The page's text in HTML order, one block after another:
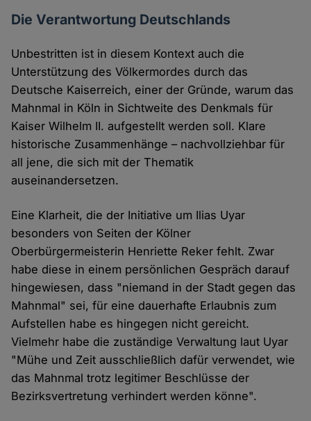
Die Verantwortung Deutschlands
Unbestritten ist in diesem Kontext auch die
Unterstützung des Völkermordes durch das
Deutsche Kaiserreich, einer der Gründe, warum das
Mahnmal in Köln in Sichtweite des Denkmals für
Kaiser Wilhelm II. aufgestellt werden soll. Klare
historische Zusammenhänge – nachvollziehbar für
all jene, die sich mit der Thematik
auseinandersetzen.
Eine Klarheit, die der Initiative um Ilias Uyar
besonders von Seiten der Kölner
Oberbürgermeisterin Henriette Reker fehlt. Zwar
habe diese in einem persönlichen Gespräch darauf
hingewiesen, dass "niemand in der Stadt gegen das
Mahnmal" sei, für eine dauerhafte Erlaubnis zum
Aufstellen habe es hingegen nicht gereicht.
Vielmehr habe die zuständige Verwaltung laut Uyar
"Mühe und Zeit ausschließlich dafür verwendet, wie
das Mahnmal trotz legitimer Beschlüsse der
Bezirksvertretung verhindert werden könne".